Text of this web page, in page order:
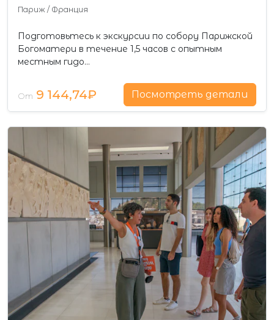
Париж / Франция
Подготовьтесь к экскурсии по собору Парижской
Богоматери в течение 1,5 часов с опытным
местным гидо…
От 9 144,74₽ Посмотреть детали